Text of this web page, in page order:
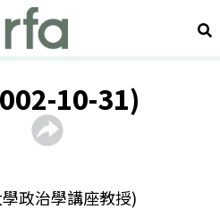
搜
10-31)
政治學講座教授)